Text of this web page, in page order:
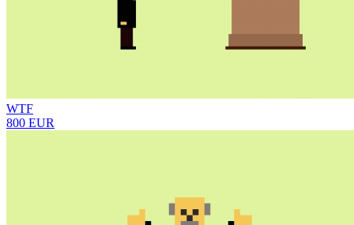
WTF
800 EUR